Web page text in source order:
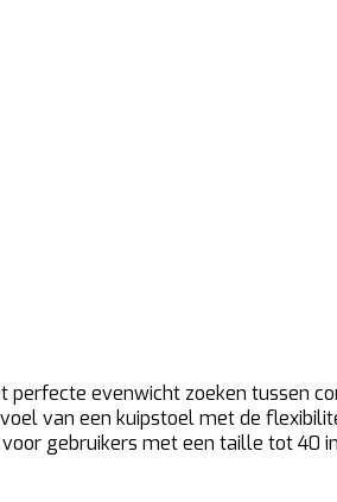
evenwicht zoeken tussen
van een kuipstoel met de
gebruikers met een taille tot 40